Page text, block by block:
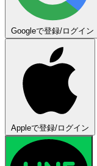
Googleで登録/ログイン
Appleで登録/ログイン